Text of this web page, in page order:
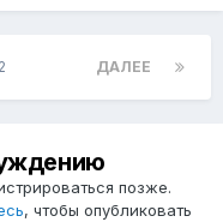
ДАЛЕЕ
позже.
, чтобы опубликовать